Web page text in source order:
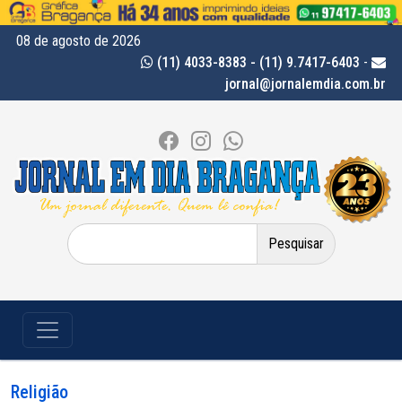
08 de agosto de 2026
(11) 4033-8383 - (11) 9.7417-6403 -
jornal@jornalemdia.com.br
Pesquisar
por:
Religião